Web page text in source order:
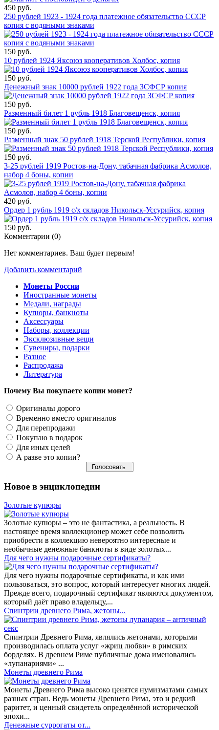
450 руб.
250 рублей 1923 - 1924 года платежное обязательство СССР
копия с водяными знаками
150 руб.
10 рублей 1924 Яксоюз кооперативов Холбос, копия
150 руб.
Денежный знак 10000 рублей 1922 года ЗСФСР копия
150 руб.
Разменный билет 1 рубль 1918 Благовещенск, копия
150 руб.
Разменный знак 50 рублей 1918 Терской Республики, копия
150 руб.
3-25 рублей 1919 Ростов-на-Дону, табачная фабрика Асмолов,
набор 4 боны, копии
420 руб.
Ордер 1 рубль 1919 с/х складов Никольск-Уссурийск, копия
150 руб.
Комментарии (0)
Нет комментариев. Ваш будет первым!
Добавить комментарий
Монеты России
Иностранные монеты
Медали, награды
Купюры, банкноты
Аксессуары
Наборы, коллекции
Эксклюзивные вещи
Сувениры, подарки
Разное
Распродажа
Литература
Почему Вы покупаете копии монет?
Оригиналы дорого
Временно вместо оригиналов
Для перепродажи
Покупаю в подарок
Для иных целей
А разве это копии?
Новое в энциклопедии
Золотые купюры
Золотые купюры – это не фантастика, а реальность. В
настоящее время коллекционер может себе позволить
приобрести в коллекцию невероятно интересные и
необычные денежные банкноты в виде золотых...
​Для чего нужны подарочные сертификаты?
Для чего нужны подарочные сертификаты, и как ими
пользоваться, это вопрос, который интересует многих людей.
Прежде всего, подарочный сертификат являются документом,
который даёт право владельцу,...
Спинтрии древнего Рима, жетоны...
Спинтрии Древнего Рима, являлись жетонами, которыми
производилась оплата услуг «жриц любви» в римских
борделях. В древнем Риме публичные дома именовались
«лупанариями» ...
Монеты древнего Рима
Монеты Древнего Рима высоко ценятся нумизматами самых
разных стран. Ведь монеты Древнего Рима, это и редкий
раритет, и ценный свидетель определённой исторической
эпохи...
Денежные суррогаты от...